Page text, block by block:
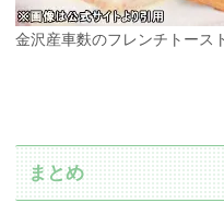
金沢産車麩のフレンチトース
まとめ